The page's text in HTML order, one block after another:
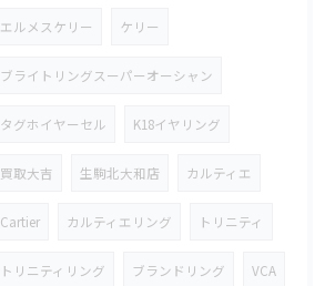
エルメスケリー ケリー
ブライトリングスーパーオーシャン
タグホイヤーセル K18イヤリング
買取大吉 生駒北大和店 カルティエ
Cartier カルティエリング トリニティ
トリニティリング ブランドリング VCA